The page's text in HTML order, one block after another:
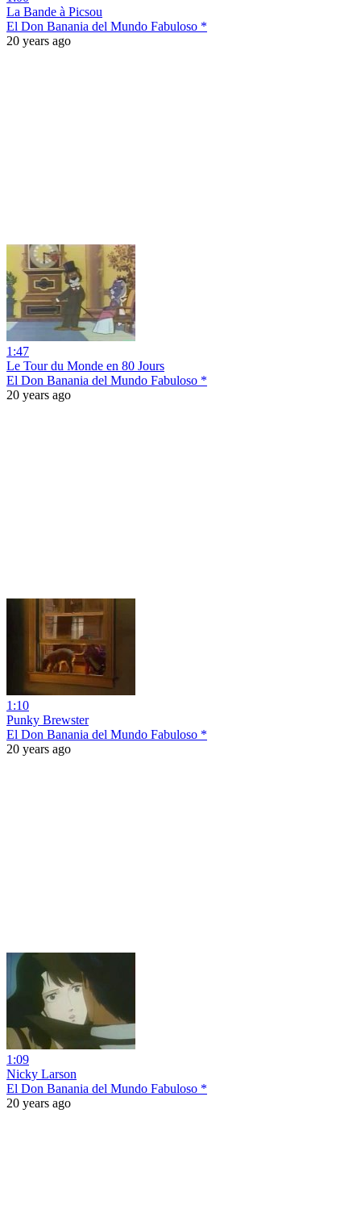
La Bande à Picsou
El Don Banania del Mundo Fabuloso *
20 years ago
1:47
Le Tour du Monde en 80 Jours
El Don Banania del Mundo Fabuloso *
20 years ago
1:10
Punky Brewster
El Don Banania del Mundo Fabuloso *
20 years ago
1:09
Nicky Larson
El Don Banania del Mundo Fabuloso *
20 years ago